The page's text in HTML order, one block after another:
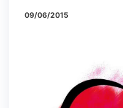
09/06/2015